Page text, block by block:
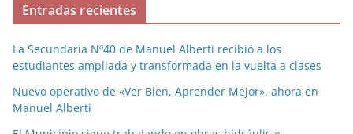
Entradas recientes
La Secundaria Nº40 de Manuel Alberti recibió a los
estudiantes ampliada y transformada en la vuelta a clases
Nuevo operativo de «Ver Bien, Aprender Mejor», ahora en
Manuel Alberti